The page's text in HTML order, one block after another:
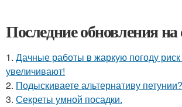
Последние обновления на
1. Дачные работы в жаркую погоду
увеличивают!
2. Подыскиваете альтернативу петунии?
3. Секреты умной посадки.